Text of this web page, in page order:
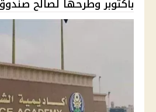
بأكتوبر وطرحها لصالح